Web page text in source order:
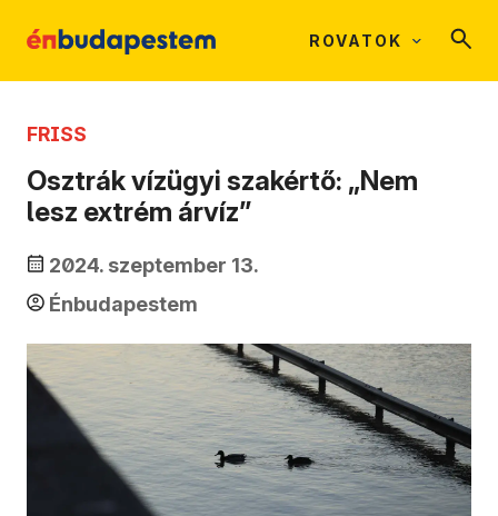
ROVATOK
FRISS
Osztrák vízügyi szakértő: „Nem
lesz extrém árvíz”
2024. szeptember 13.
Énbudapestem